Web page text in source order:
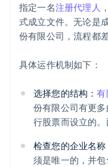
指定一名注册代理人
式成立文件。无论是
份有限公司，流程都
具体运作机制如下：
选择您的结构：有
份有限公司有更
行股票而设立的。
检查您的企业名称
须是唯一的，并